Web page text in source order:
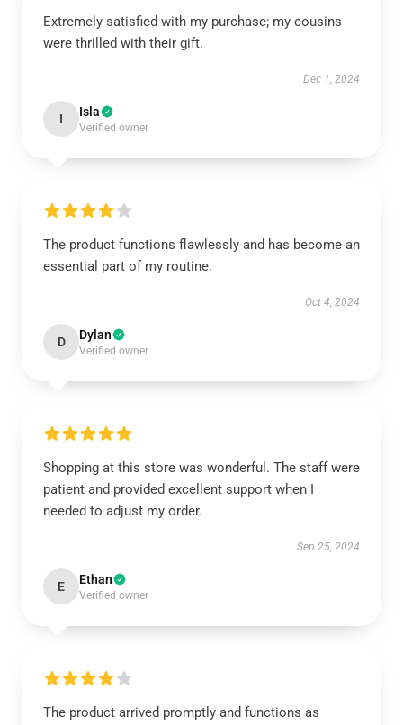
Extremely satisfied with my purchase; my cousins
were thrilled with their gift.
Dec 1, 2024
I Isla
Verified owner
The product functions flawlessly and has become an
essential part of my routine.
Oct 4, 2024
D Dylan
Verified owner
Shopping at this store was wonderful. The staff were
patient and provided excellent support when I
needed to adjust my order.
Sep 25, 2024
E Ethan
Verified owner
The product arrived promptly and functions as